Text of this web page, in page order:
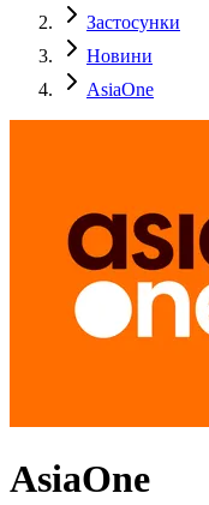
Застосунки
Новини
AsiaOne
AsiaOne